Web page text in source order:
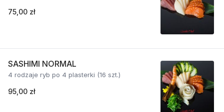
75,00 zł
SASHIMI NORMAL
4 rodzaje ryb po 4 plasterki (16 szt.)
95,00 zł